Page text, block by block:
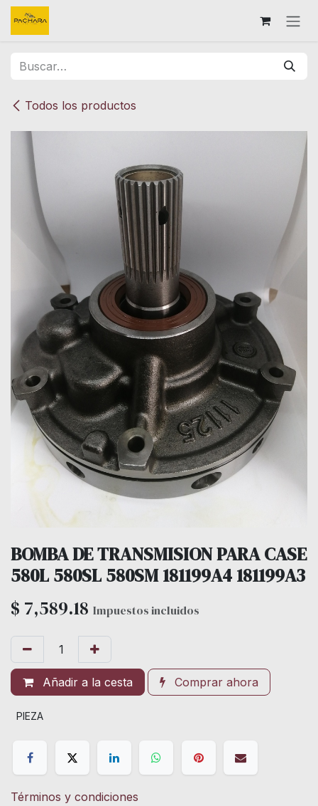
Ir al contenido
Todos los productos
BOMBA DE TRANSMISION PARA CASE
580L 580SL 580SM 181199A4 181199A3
$ 7,589.18 Impuestos incluidos
Añadir a la cesta Comprar ahora
PIEZA
Términos y condiciones